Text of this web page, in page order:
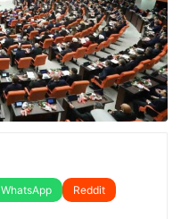
WhatsApp
Reddit